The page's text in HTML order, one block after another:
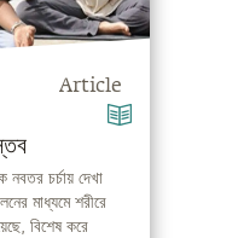
Article
চর্চায় দেখা
মাধ্যমে শরীরে
বিশেষ করে